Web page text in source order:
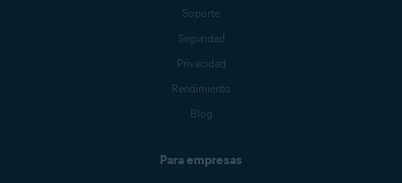
Soporte
Seguridad
Privacidad
Rendimiento
Blog
Para empresas